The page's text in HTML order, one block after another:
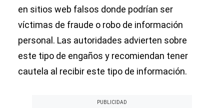
en sitios web falsos donde podrían ser
víctimas de fraude o robo de información
personal. Las autoridades advierten sobre
este tipo de engaños y recomiendan tener
cautela al recibir este tipo de información.